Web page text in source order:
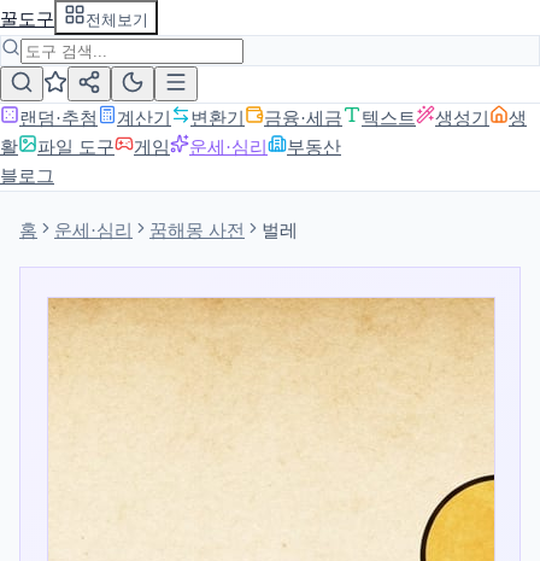
꿀도구 전체보기
랜덤·추첨 계산기 변환기 금융·세금 텍스트 생성기
생
활
파일 도구 게임 운세·심리
부동산
블로그
홈 운세·심리 꿈해몽 사전 벌레